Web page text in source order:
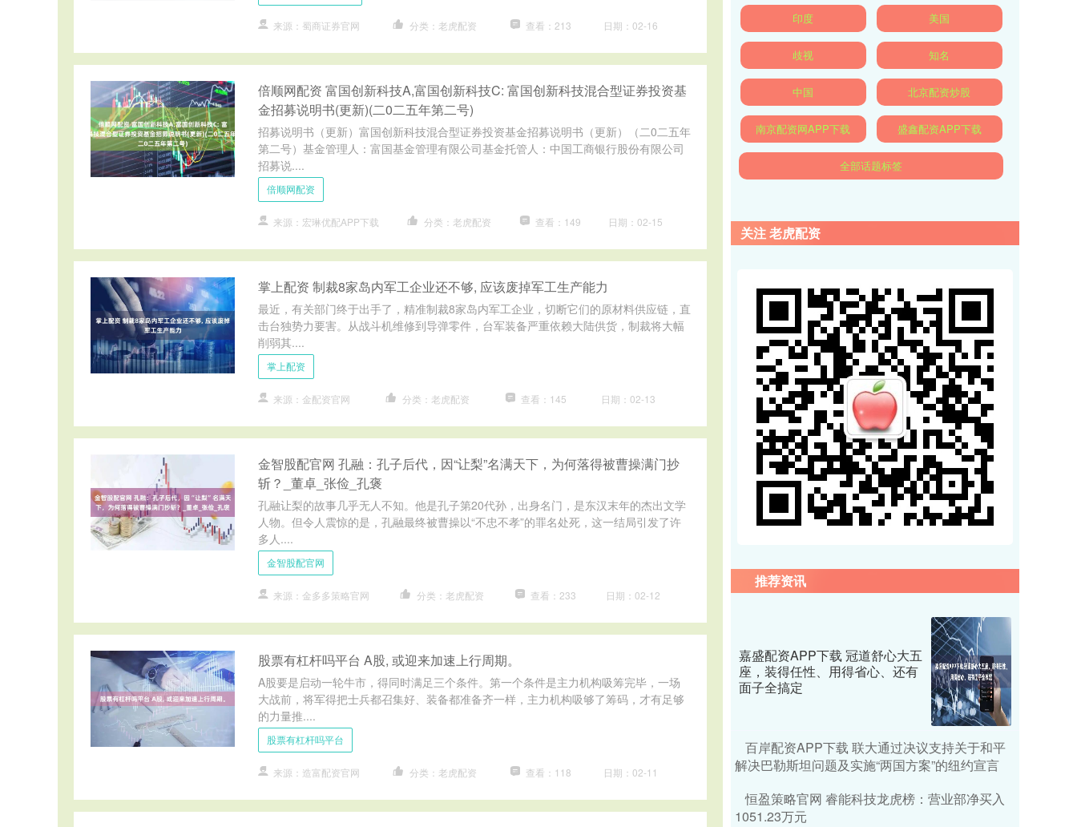
来源：蜀商证券官网 分类：老虎配资 查看：213 日期：02-16
倍顺网配资 富国创新科技A,富国创新科技C: 富国创新科技混合型证券投资基
金招募说明书(更新)(二0二五年第二号)
招募说明书（更新）富国创新科技混合型证券投资基金招募说明书（更新）（二0二五年
第二号）基金管理人：富国基金管理有限公司基金托管人：中国工商银行股份有限公司
招募说....
倍顺网配资
来源：宏琳优配APP下载 分类：老虎配资 查看：149 日期：02-15
掌上配资 制裁8家岛内军工企业还不够, 应该废掉军工生产能力
最近，有关部门终于出手了，精准制裁8家岛内军工企业，切断它们的原材料供应链，直
击台独势力要害。从战斗机维修到导弹零件，台军装备严重依赖大陆供货，制裁将大幅
削弱其....
掌上配资
来源：金配资官网 分类：老虎配资 查看：145 日期：02-13
金智股配官网 孔融：孔子后代，因“让梨”名满天下，为何落得被曹操满门抄
斩？_董卓_张俭_孔褒
孔融让梨的故事几乎无人不知。他是孔子第20代孙，出身名门，是东汉末年的杰出文学
人物。但令人震惊的是，孔融最终被曹操以“不忠不孝”的罪名处死，这一结局引发了许
多人....
金智股配官网
来源：金多多策略官网 分类：老虎配资 查看：233 日期：02-12
股票有杠杆吗平台 A股, 或迎来加速上行周期。
A股要是启动一轮牛市，得同时满足三个条件。第一个条件是主力机构吸筹完毕，一场
大战前，将军得把士兵都召集好、装备都准备齐一样，主力机构吸够了筹码，才有足够
的力量推....
股票有杠杆吗平台
来源：造富配资官网 分类：老虎配资 查看：118 日期：02-11
印度 美国
歧视 知名
中国 北京配资炒股
南京配资网APP下载 盛鑫配资APP下载
全部话题标签
关注 老虎配资
推荐资讯
嘉盛配资APP下载 冠道舒心大五
座，装得任性、用得省心、还有
面子全搞定
百岸配资APP下载 联大通过决议支持关于和平
解决巴勒斯坦问题及实施“两国方案”的纽约宣言
恒盈策略官网 睿能科技龙虎榜：营业部净买入
1051.23万元